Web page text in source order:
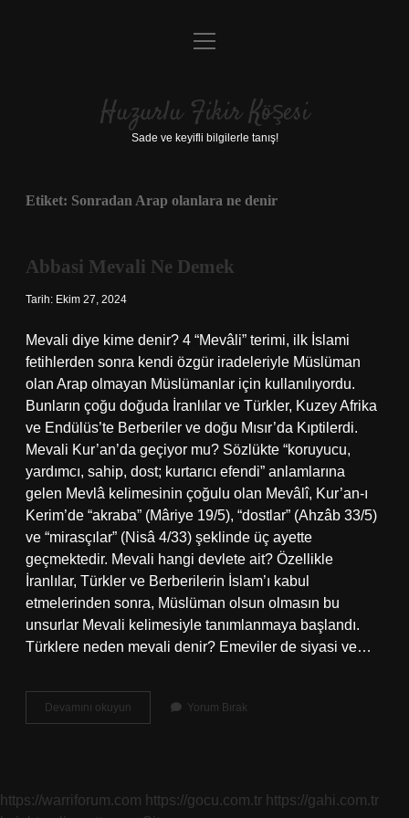
Anasayfa
Yasal Uyarı
menüyü
Huzurlu Fikir Köşesi
Sade ve keyifli bilgilerle tanış!
Etiket: Sonradan Arap olanlara ne denir
Abbasi Mevali Ne Demek
Tarih: Ekim 27, 2024
Mevali diye kime denir? 4 “Mevâli” terimi, ilk İslami
fetihlerden sonra kendi özgür iradeleriyle Müslüman
olan Arap olmayan Müslümanlar için kullanılıyordu.
Bunların çoğu doğuda İranlılar ve Türkler, Kuzey Afrika
ve Endülüs’te Berberiler ve doğu Mısır’da Kıptilerdi.
Mevali Kur’an’da geçiyor mu? Sözlükte “koruyucu,
yardımcı, sahip, dost; kurtarıcı efendi” anlamlarına
gelen Mevlâ kelimesinin çoğulu olan Mevâlî, Kur’an-ı
Kerim’de “akraba” (Mâriye 19/5), “dostlar” (Ahzâb 33/5)
ve “mirasçılar” (Nisâ 4/33) şeklinde üç ayette
geçmektedir. Mevali hangi devlete ait? Özellikle
İranlılar, Türkler ve Berberilerin İslam’ı kabul
etmelerinden sonra, Müslüman olsun olmasın bu
unsurlar Mevali kelimesiyle tanımlanmaya başlandı.
Türklere neden mevali denir? Emeviler de siyasi ve…
Devamını okuyun
Mevali
Yorum Bırak
https://warriforum.com https://gocu.com.tr https://gahi.com.tr